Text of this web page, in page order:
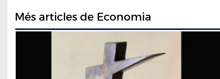
Més articles de Economia